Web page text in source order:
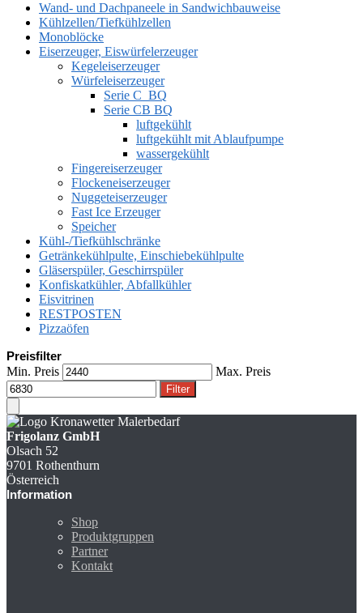
Wand- und Dachpaneele in Sandwichbauweise
Kühlzellen/Tiefkühlzellen
Monoblöcke
Eiserzeuger, Eiswürfelerzeuger
Kegeleiserzeuger
Würfeleiserzeuger
Serie C_BQ
Serie CB BQ
luftgekühlt
luftgekühlt mit Ablaufpumpe
wassergekühlt
Fingereiserzeuger
Flockeneiserzeuger
Nuggeteiserzeuger
Fast Ice Erzeuger
Speicher
Kühl-/Tiefkühlschränke
Getränkekühlpulte, Einschiebekühlpulte
Gläserspüler, Geschirrspüler
Konfiskatkühler, Abfallkühler
Eisvitrinen
RESTPOSTEN
Pizzaöfen
Preisfilter
Min. Preis
Max. Preis
Filter
Frigolanz GmbH
Olsach 52
9701 Rothenthurn
Österreich
Information
Shop
Produktgruppen
Partner
Kontakt